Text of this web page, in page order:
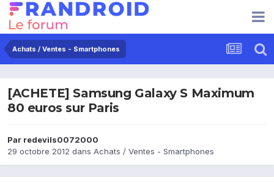
Achats / Ventes - Smartphones
[ACHETE] Samsung Galaxy S Maximum
80 euros sur Paris
Par redevils0072000
29 octobre 2012 dans Achats / Ventes - Smartphones